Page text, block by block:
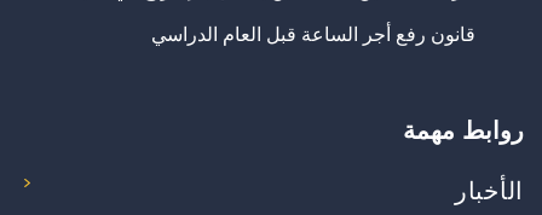
قانون رفع أجر الساعة قبل العام الدراسي
روابط مهمة
الأخبار